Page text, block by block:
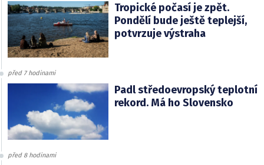
Tropické počasí je zpět.
Pondělí bude ještě teplejší,
potvrzuje výstraha
před 7 hodinami
Padl středoevropský teplotní
rekord. Má ho Slovensko
před 8 hodinami